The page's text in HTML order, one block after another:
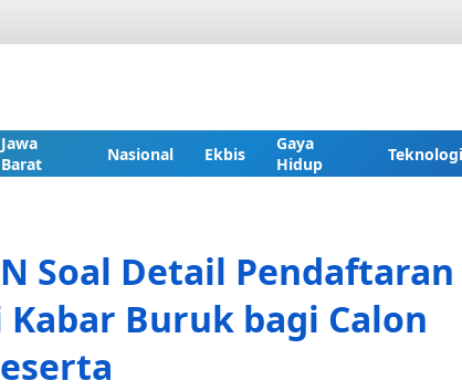
Jawa
Barat
Nasional Ekbis
Gaya
Hidup
Teknologi
Soal Detail Pendaftaran
Kabar Buruk bagi Calon